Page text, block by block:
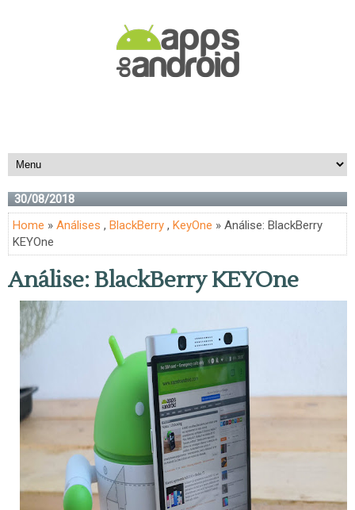
30/08/2018
Home » Análises , BlackBerry , KeyOne » Análise: BlackBerry
KEYOne
Análise: BlackBerry KEYOne